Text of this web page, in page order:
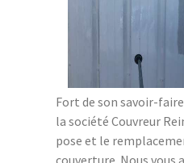
Fort de son savoir-
la société Couvreur
pose et le